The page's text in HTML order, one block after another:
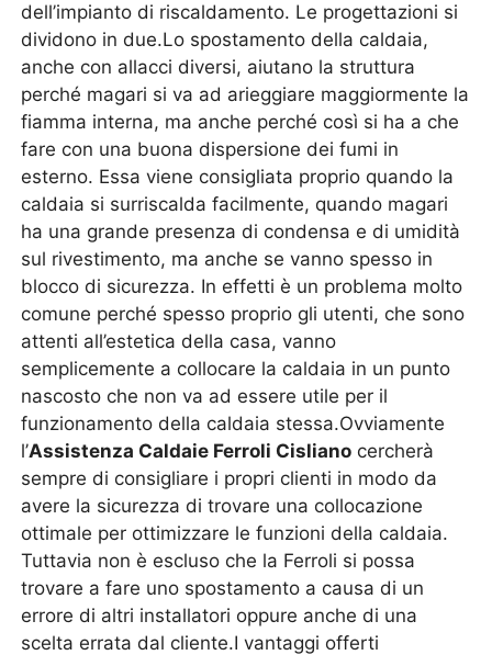
dell’impianto di riscaldamento. Le progettazioni si
dividono in due.Lo spostamento della caldaia,
anche con allacci diversi, aiutano la struttura
perché magari si va ad arieggiare maggiormente la
fiamma interna, ma anche perché così si ha a che
fare con una buona dispersione dei fumi in
esterno. Essa viene consigliata proprio quando la
caldaia si surriscalda facilmente, quando magari
ha una grande presenza di condensa e di umidità
sul rivestimento, ma anche se vanno spesso in
blocco di sicurezza. In effetti è un problema molto
comune perché spesso proprio gli utenti, che sono
attenti all’estetica della casa, vanno
semplicemente a collocare la caldaia in un punto
nascosto che non va ad essere utile per il
funzionamento della caldaia stessa.Ovviamente
l’Assistenza Caldaie Ferroli Cisliano cercherà
sempre di consigliare i propri clienti in modo da
avere la sicurezza di trovare una collocazione
ottimale per ottimizzare le funzioni della caldaia.
Tuttavia non è escluso che la Ferroli si possa
trovare a fare uno spostamento a causa di un
errore di altri installatori oppure anche di una
scelta errata dal cliente.I vantaggi offerti